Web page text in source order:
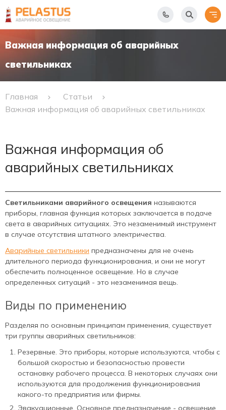
Важная информация об аварийных
светильниках
Главная
Статьи
Важная информация об аварийных светильниках
Важная информация об
аварийных светильниках
Светильниками аварийного освещения называются
приборы, главная функция которых заключается в подаче
света в аварийных ситуациях. Это незаменимый инструмент
в случае отсутствия штатного электричества.
Аварийные светильники предназначены для не очень
длительного периода функционирования, и они не могут
обеспечить полноценное освещение. Но в случае
определенных ситуаций - это незаменимая вещь.
Виды по применению
Разделяя по основным принципам применения, существует
три группы аварийных светильников:
Резервные. Это приборы, которые используются, чтобы с
большой скоростью и безопасностью провести
остановку рабочего процесса. В некоторых случаях они
используются для продолжения функционирования
какого-то предприятия или фирмы.
Эвакуационные. Основное предназначение - освещение